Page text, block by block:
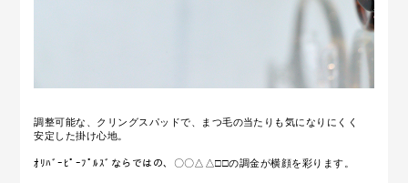
調整可能な、クリングスパッドで、まつ毛の当たりも気になりにくく
安定した掛け心地。
ｵﾘﾊﾞｰﾋﾟｰﾌﾟﾙｽﾞならではの、〇〇△△□□の調金が横顔を彩ります。